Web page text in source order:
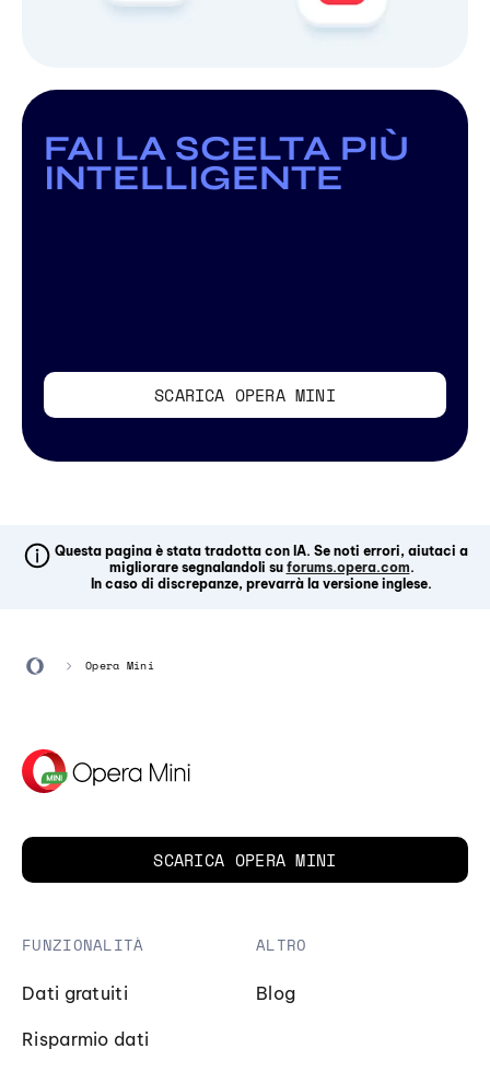
FAI LA SCELTA PIÙ
INTELLIGENTE
SCARICA OPERA MINI
Questa pagina è stata tradotta con IA. Se noti errori, aiutaci a
migliorare segnalandoli su forums.opera.com.
In caso di discrepanze, prevarrà la versione inglese.
Opera Mini
SCARICA OPERA MINI
FUNZIONALITÀ
Dati gratuiti
Risparmio dati
ALTRO
Blog